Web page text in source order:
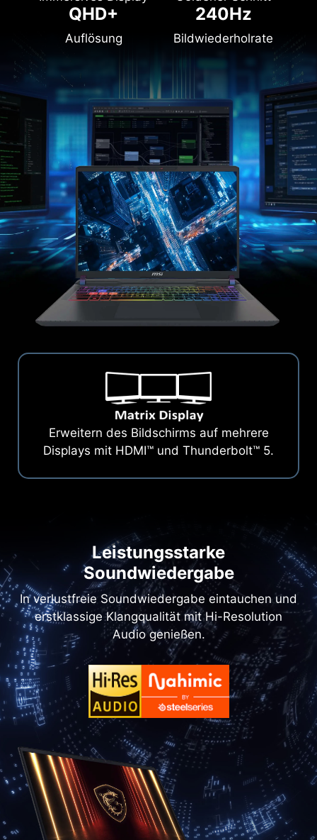
QHD+
Auflösung
240Hz
Bildwiederholrate
Erweitern des Bildschirms auf mehrere
Displays mit HDMI™ und Thunderbolt™ 5.
Leistungsstarke
Soundwiedergabe
In verlustfreie Soundwiedergabe eintauchen und
erstklassige Klangqualität mit Hi-Resolution
Audio genießen.